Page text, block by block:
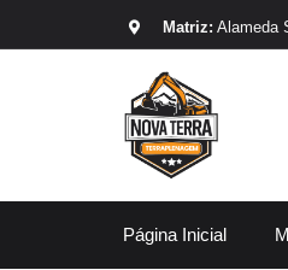
Matriz: Alameda
Página Inicial